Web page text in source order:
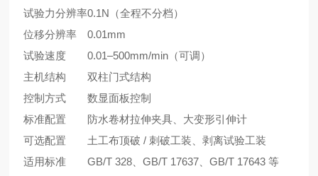
试验力分辨率0.1N（全程不分档）
位移分辨率
0.01mm
试验速度
0.01–500mm/min（可调）
主机结构
双柱门式结构
控制方式
数显面板控制
标准配置
防水卷材拉伸夹具、大变形引伸计
可选配置
土工布顶破 / 刺破工装、剥离试验工装
适用标准
GB/T 328、GB/T 17637、GB/T 17643 等